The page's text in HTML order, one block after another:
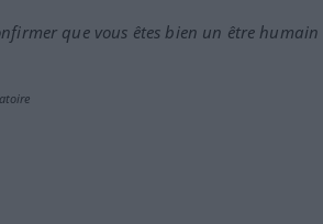
que vous êtes bien un être